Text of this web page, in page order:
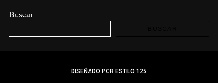
Buscar
DISEÑADO POR ESTILO 125